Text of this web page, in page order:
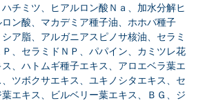
ハチミツ、ヒアルロン酸Ｎａ、加水分解ヒ
ロン酸、マカデミア種子油、ホホバ種子
シア脂、アルガニアスピノサ核油、セラミ
Ｐ、セラミドＮＰ、パパイン、カミツレ花
ス、ハトムギ種子エキス、アロエベラ葉エ
、ツボクサエキス、ユキノシタエキス、セ
葉エキス、ビルベリー葉エキス、ＢＧ、ジ